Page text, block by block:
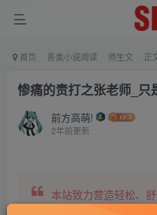
首页 各类小说阅读 师生文 正
惨痛的责打之张老师_只
前方高萌!
2年前更新
本站致力营造轻松、舒